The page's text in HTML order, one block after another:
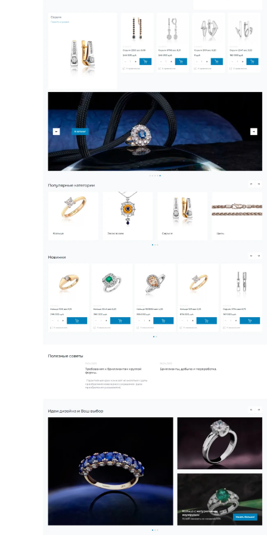
Установили счетчик статистики
посещаемости сайта Яндекс.Метрика
Подключили аккаунт MegaCRM
Хочу похожий сайт